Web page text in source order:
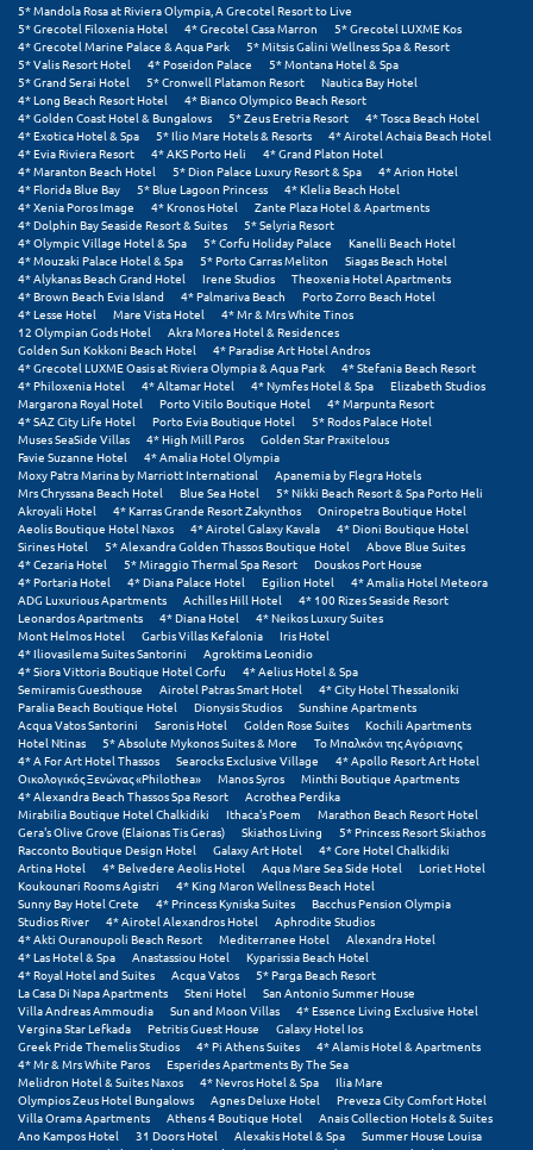
Λεπτοκαρυά
Λέσβος
Λευκάδα
Λήμνος
Λίμνη Πλαστήρα
Λιτόχωρο
Λουτρά Πόζαρ
Λουτρά Υπάτης
Λουτράκι
Λούτσα
Μ
Μάνη
Μαραθώνας Αττικής
Μαρώνεια
Μεθώνη
Μεσολόγγι
Μεσσηνία
Μετέωρα
Μέτσοβο
Μήλος
Μονεμβασιά
Μουζάκι
Μπαλί Κρήτης
Μπάνσκο
5* Mandola Rosa at Riviera Olympia, A Grecotel Resort to Live
5* Grecotel Filoxenia Hotel
4* Grecotel Casa Marron
5* Grecotel LUXME Kos
4* Grecotel Marine Palace & Aqua Park
5* Mitsis Galini Wellness Spa & Resort
5* Valis Resort Hotel
4* Poseidon Palace
5* Montana Hotel & Spa
5* Grand Serai Hotel
5* Cronwell Platamon Resort
Nautica Bay Hotel
4* Long Beach Resort Hotel
4* Bianco Olympico Beach Resort
4* Golden Coast Hotel & Bungalows
5* Zeus Eretria Resort
4* Tosca Beach Hotel
4* Exotica Hotel & Spa
5* Ilio Mare Hotels & Resorts
4* Airotel Achaia Beach Hotel
4* Evia Riviera Resort
4* AKS Porto Heli
4* Grand Platon Hotel
4* Maranton Beach Hotel
5* Dion Palace Luxury Resort & Spa
4* Arion Hotel
4* Florida Blue Bay
5* Blue Lagoon Princess
4* Klelia Beach Hotel
4* Xenia Poros Image
4* Kronos Hotel
Zante Plaza Hotel & Apartments
4* Dolphin Bay Seaside Resort & Suites
5* Selyria Resort
4* Olympic Village Hotel & Spa
5* Corfu Holiday Palace
Kanelli Beach Hotel
4* Mouzaki Palace Hotel & Spa
5* Porto Carras Meliton
Siagas Beach Hotel
4* Alykanas Beach Grand Hotel
Irene Studios
Theoxenia Hotel Apartments
4* Brown Beach Evia Island
4* Palmariva Beach
Porto Zorro Beach Hotel
4* Lesse Hotel
Mare Vista Hotel
4* Mr & Mrs White Tinos
12 Olympian Gods Hotel
Akra Morea Hotel & Residences
Golden Sun Kokkoni Beach Hotel
4* Paradise Art Hotel Andros
4* Grecotel LUXME Oasis at Riviera Olympia & Aqua Park
4* Stefania Beach Resort
4* Philoxenia Hotel
4* Altamar Hotel 4* Nymfes Hotel & Spa
Elizabeth Studios
Margarona Royal Hotel
Porto Vitilo Boutique Hotel
4* Marpunta Resort
4* SAZ City Life Hotel
Porto Evia Boutique Hotel
5* Rodos Palace Hotel
Muses SeaSide Villas
4* High Mill Paros
Golden Star Praxitelous
Favie Suzanne Hotel
4* Amalia Hotel Olympia
Moxy Patra Marina by Marriott International
Apanemia by Flegra Hotels
Mrs Chryssana Beach Hotel
Blue Sea Hotel
5* Nikki Beach Resort & Spa Porto Heli
Akroyali Hotel
4* Karras Grande Resort Zakynthos
Oniropetra Boutique Hotel
Aeolis Boutique Hotel Naxos
4* Airotel Galaxy Kavala
4* Dioni Boutique Hotel
Sirines Hotel
5* Alexandra Golden Thassos Boutique Hotel
Above Blue Suites
4* Cezaria Hotel
5* Miraggio Thermal Spa Resort
Douskos Port House
4* Portaria Hotel
4* Diana Palace Hotel Egilion Hotel
4* Amalia Hotel Meteora
ADG Luxurious Apartments
Achilles Hill Hotel
4* 100 Rizes Seaside Resort
Leonardos Apartments
4* Diana Hotel
4* Neikos Luxury Suites
Mont Helmos Hotel
Garbis Villas Kefalonia
Iris Hotel
4* Iliovasilema Suites Santorini
Agroktima Leonidio
4* Siora Vittoria Boutique Hotel Corfu
4* Aelius Hotel & Spa
Semiramis Guesthouse
Airotel Patras Smart Hotel
4* City Hotel Thessaloniki
Paralia Beach Boutique Hotel
Dionysis Studios
Sunshine Apartments
Acqua Vatos Santorini
Saronis Hotel Golden Rose Suites
Kochili Apartments
Hotel Ntinas
5* Absolute Mykonos Suites & More
Το Μπαλκόνι της Αγόριανης
4* A For Art Hotel Thassos
Searocks Exclusive Village
4* Apollo Resort Art Hotel
Οικολογικός Ξενώνας «Philothea»
Manos Syros
Minthi Boutique Apartments
4* Alexandra Beach Thassos Spa Resort
Acrothea Perdika
Mirabilia Boutique Hotel Chalkidiki
Ithaca's Poem
Marathon Beach Resort Hotel
Gera's Olive Grove (Elaionas Tis Geras)
Skiathos Living
5* Princess Resort Skiathos
Racconto Boutique Design Hotel
Galaxy Art Hotel
4* Core Hotel Chalkidiki
Artina Hotel
4* Belvedere Aeolis Hotel Aqua Mare Sea Side Hotel
Loriet Hotel
Koukounari Rooms Agistri
4* King Maron Wellness Beach Hotel
Sunny Bay Hotel Crete
4* Princess Kyniska Suites
Bacchus Pension Olympia
Studios River
4* Airotel Alexandros Hotel
Aphrodite Studios
4* Akti Ouranoupoli Beach Resort
Mediterranee Hotel
Alexandra Hotel
4* Las Hotel & Spa
Anastassiou Hotel
Kyparissia Beach Hotel
4* Royal Hotel and Suites
Acqua Vatos
5* Parga Beach Resort
La Casa Di Napa Apartments
Steni Hotel
San Antonio Summer House
Villa Andreas Ammoudia
Sun and Moon Villas
4* Essence Living Exclusive Hotel
Vergina Star Lefkada
Petritis Guest House
Galaxy Hotel Ios
Greek Pride Themelis Studios
4* Pi Athens Suites
4* Alamis Hotel & Apartments
4* Mr & Mrs White Paros
Esperides Apartments By The Sea
Melidron Hotel & Suites Naxos
4* Nevros Hotel & Spa
Ilia Mare
Olympios Zeus Hotel Bungalows
Agnes Deluxe Hotel
Preveza City Comfort Hotel
Villa Orama Apartments
Athens 4 Boutique Hotel
Anais Collection Hotels & Suites
Ano Kampos Hotel
31 Doors Hotel Alexakis Hotel & Spa
Summer House Louisa